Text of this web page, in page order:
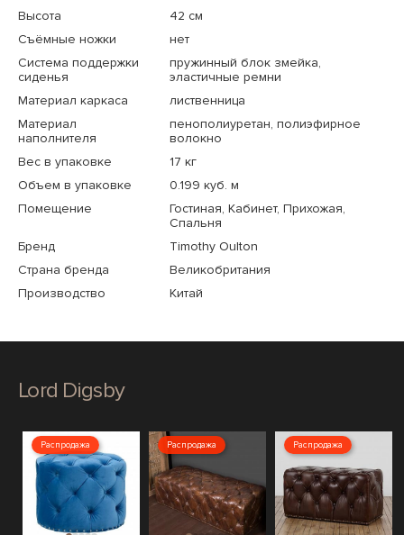
Высота
42 см
Съёмные ножки
нет
Система поддержки
сиденья
пружинный блок змейка,
эластичные ремни
Материал каркаса
лиственница
Материал
наполнителя
пенополиуретан, полиэфирное
волокно
Вес в упаковке
17 кг
Объем в упаковке
0.199 куб. м
Помещение
Гостиная, Кабинет, Прихожая,
Спальня
Бренд
Timothy Oulton
Страна бренда
Великобритания
Производство
Китай
Lord Digsby
Распродажа Распродажа Распродажа